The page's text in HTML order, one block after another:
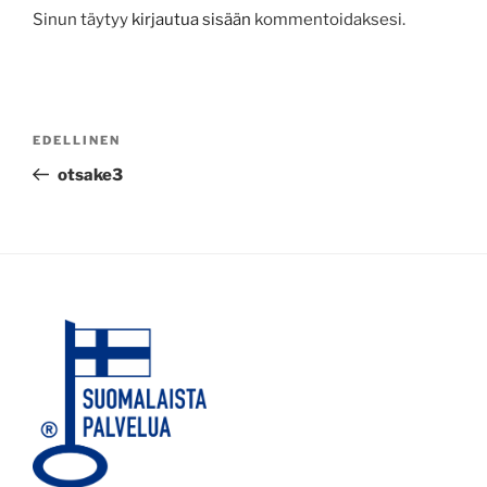
Sinun täytyy kirjautua sisään kommentoidaksesi.
Edellinen
artikkeli
EDELLINEN
otsake3